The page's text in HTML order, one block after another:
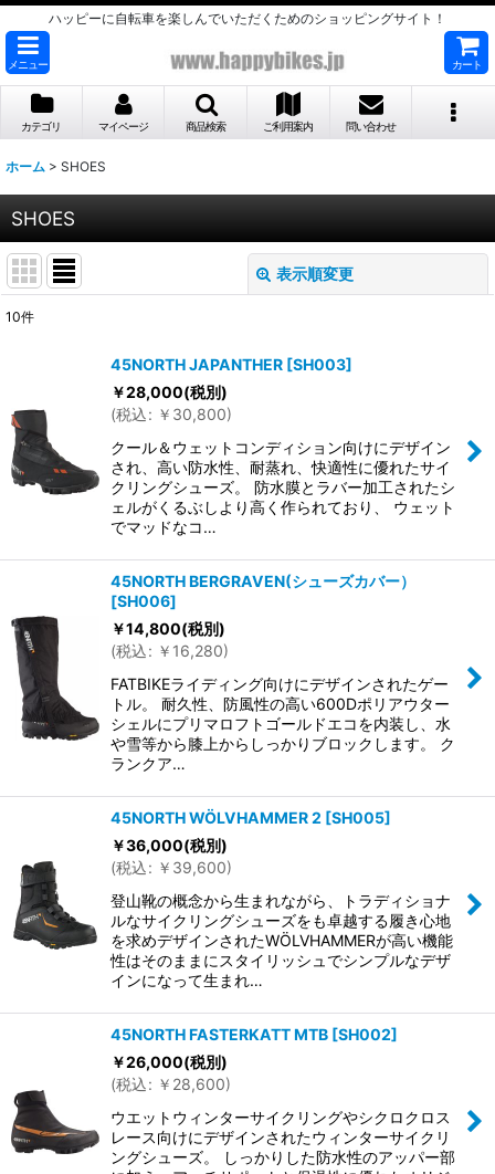
ハッピーに自転車を楽しんでいただくためのショッピングサイト！
メニュー カート
カテゴリ マイページ 商品検索 ご利用案内 問い合わせ
ホーム > SHOES
SHOES
表示順変更
並び順:
絞り込む
10件
45NORTH JAPANTHER [SH003]
￥28,000(税別)
(税込: ￥ 30,800)
クール＆ウェットコンディション向けにデザイン
され、高い防水性、耐蒸れ、快適性に優れたサイ
クリングシューズ。 防水膜とラバー加工されたシ
ェルがくるぶしより高く作られており、 ウェット
でマッドなコ…
45NORTH BERGRAVEN(シューズカバー）
[SH006]
￥14,800(税別)
(税込: ￥ 16,280)
FATBIKEライディング向けにデザインされたゲー
トル。 耐久性、防風性の高い600Dポリアウター
シェルにプリマロフトゴールドエコを内装し、水
や雪等から膝上からしっかりブロックします。 ク
ランクア…
45NORTH WÖLVHAMMER 2 [SH005]
￥36,000(税別)
(税込: ￥ 39,600)
登山靴の概念から生まれながら、トラディショナ
ルなサイクリングシューズをも卓越する履き心地
を求めデザインされたWÖLVHAMMERが高い機能
性はそのままにスタイリッシュでシンプルなデザ
インになって生まれ…
45NORTH FASTERKATT MTB [SH002]
￥26,000(税別)
(税込: ￥ 28,600)
ウエットウィンターサイクリングやシクロクロス
レース向けにデザインされたウィンターサイクリ
ングシューズ。 しっかりした防水性のアッパー部